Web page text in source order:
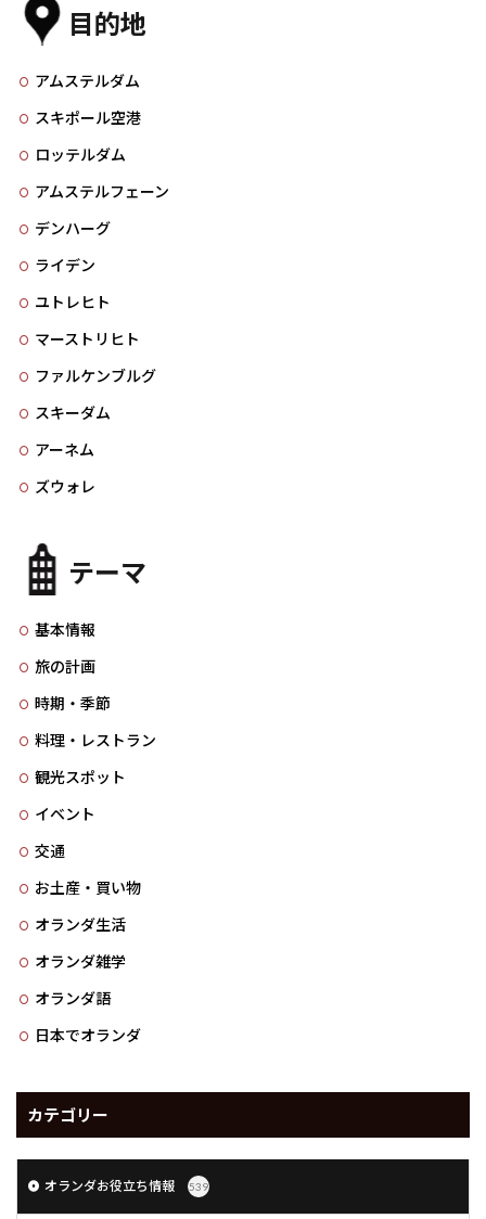
目的地
アムステルダム
スキポール空港
ロッテルダム
アムステルフェーン
デンハーグ
ライデン
ユトレヒト
マーストリヒト
ファルケンブルグ
スキーダム
アーネム
ズウォレ
テーマ
基本情報
旅の計画
時期・季節
料理・レストラン
観光スポット
イベント
交通
お土産・買い物
オランダ生活
オランダ雑学
オランダ語
日本でオランダ
カテゴリー
オランダお役立ち情報 539